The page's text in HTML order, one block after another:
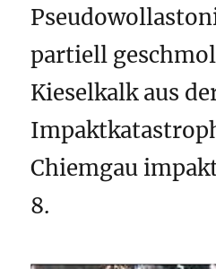
partiell
Kieselkalk aus
Chiemgau
8.